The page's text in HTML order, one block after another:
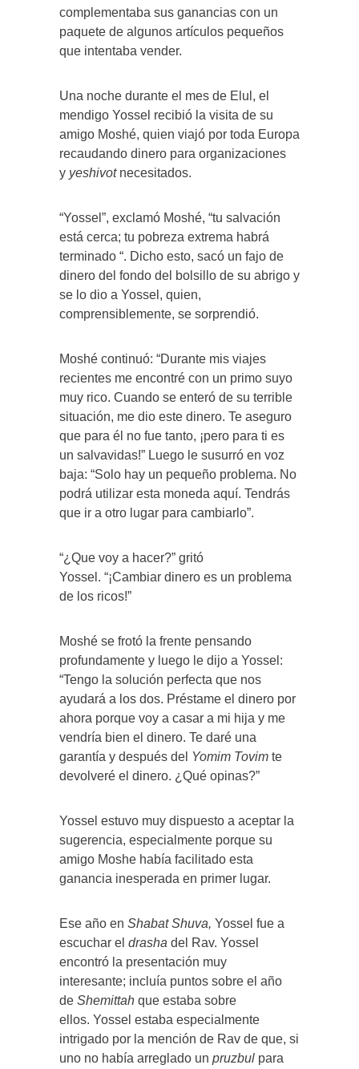
complementaba sus ganancias con un
paquete de algunos artículos pequeños
que intentaba vender.
Una noche durante el mes de Elul, el
mendigo Yossel recibió la visita de su
amigo Moshé, quien viajó por toda Europa
recaudando dinero para organizaciones
y yeshivot necesitados.
“Yossel”, exclamó Moshé, “tu salvación
está cerca; tu pobreza extrema habrá
terminado “. Dicho esto, sacó un fajo de
dinero del fondo del bolsillo de su abrigo y
se lo dio a Yossel, quien,
comprensiblemente, se sorprendió.
Moshé continuó: “Durante mis viajes
recientes me encontré con un primo suyo
muy rico. Cuando se enteró de su terrible
situación, me dio este dinero. Te aseguro
que para él no fue tanto, ¡pero para ti es
un salvavidas!” Luego le susurró en voz
baja: “Solo hay un pequeño problema. No
podrá utilizar esta moneda aquí. Tendrás
que ir a otro lugar para cambiarlo”.
“¿Que voy a hacer?” gritó
Yossel. “¡Cambiar dinero es un problema
de los ricos!”
Moshé se frotó la frente pensando
profundamente y luego le dijo a Yossel:
“Tengo la solución perfecta que nos
ayudará a los dos. Préstame el dinero por
ahora porque voy a casar a mi hija y me
vendría bien el dinero. Te daré una
garantía y después del Yomim Tovim te
devolveré el dinero. ¿Qué opinas?”
Yossel estuvo muy dispuesto a aceptar la
sugerencia, especialmente porque su
amigo Moshe había facilitado esta
ganancia inesperada en primer lugar.
Ese año en Shabat Shuva, Yossel fue a
escuchar el drasha del Rav. Yossel
encontró la presentación muy
interesante; incluía puntos sobre el año
de Shemittah que estaba sobre
ellos. Yossel estaba especialmente
intrigado por la mención de Rav de que, si
uno no había arreglado un pruzbul para